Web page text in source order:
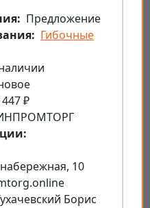
Предложение
Гибочные
₽
10
Борис